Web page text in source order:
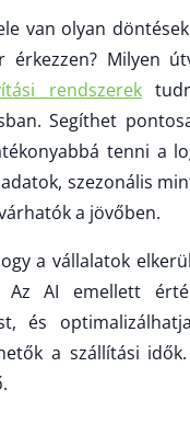
van olyan
érkezzen? Milyen
rendszerek
Segíthet
tenni a
szezonális
a jövőben.
a vállalatok
Az AI emellett
és
a szállítási